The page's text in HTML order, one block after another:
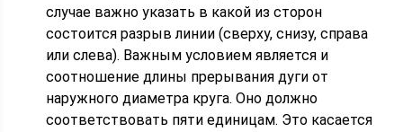
случае важно указать в какой из сторон
состоится разрыв линии (сверху, снизу, справа
или слева). Важным условием является и
соотношение длины прерывания дуги от
наружного диаметра круга. Оно должно
соответствовать пяти единицам. Это касается